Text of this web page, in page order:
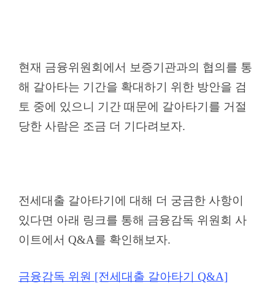
현재 금융위원회에서 보증기관과의 협의를 통
해 갈아타는 기간을 확대하기 위한 방안을 검
토 중에 있으니 기간 때문에 갈아타기를 거절
당한 사람은 조금 더 기다려보자.
전세대출 갈아타기에 대해 더 궁금한 사항이
있다면 아래 링크를 통해 금융감독 위원회 사
이트에서 Q&A를 확인해보자.
금융감독 위원 [전세대출 갈아타기 Q&A]